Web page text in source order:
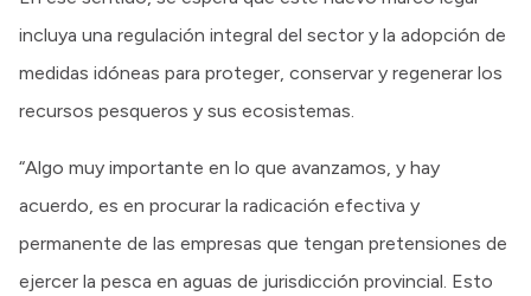
incluya una regulación integral del sector y la adopción de
medidas idóneas para proteger, conservar y regenerar los
recursos pesqueros y sus ecosistemas.
“Algo muy importante en lo que avanzamos, y hay
acuerdo, es en procurar la radicación efectiva y
permanente de las empresas que tengan pretensiones de
ejercer la pesca en aguas de jurisdicción provincial. Esto